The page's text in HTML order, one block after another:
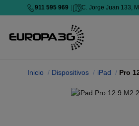
911 595 969 C. Jorge Juan 133,
Inicio Dispositivos iPad Pro